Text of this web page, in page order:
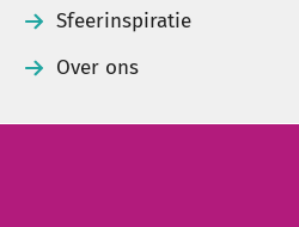
Sfeerinspiratie
Over ons